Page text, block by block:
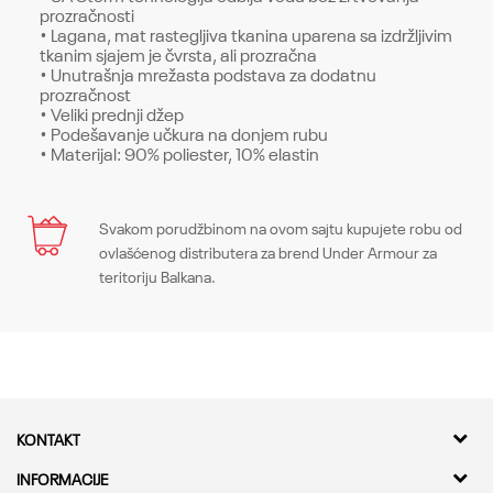
prozračnosti
• Lagana, mat rastegljiva tkanina uparena sa izdržljivim
tkanim sjajem je čvrsta, ali prozračna
• Unutrašnja mrežasta podstava za dodatnu
prozračnost
• Veliki prednji džep
• Podešavanje učkura na donjem rubu
• Materijal: 90% poliester, 10% elastin
Karakteristika
Kategorija
CO
Ime/Nadimak
Svakom porudžbinom na ovom sajtu kupujete robu od
ovlašćenog distributera za brend Under Armour za
teritoriju Balkana.
KONTAKT
Kvantum Sport d.o.o.
INFORMACIJE